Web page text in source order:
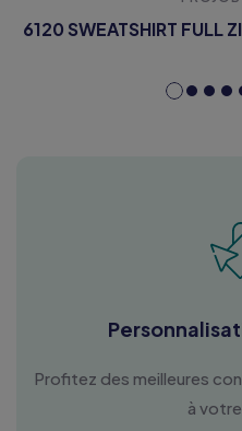
6120 SWEATSHIRT FULL
Profitez des meilleures
à